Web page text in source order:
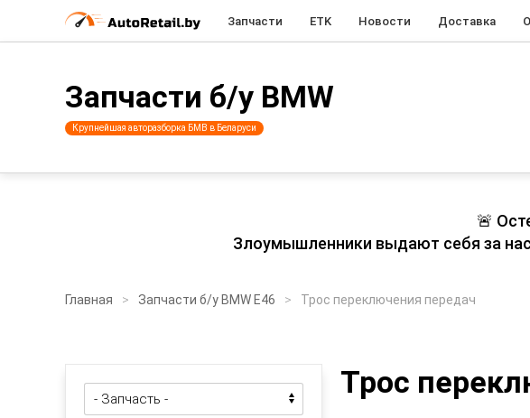
Запчасти ETK Новости Доставка
Запчасти б/у BMW
Крупнейшая авторазборка БМВ в Беларуси
🚨
Злоумышленники выдают себя за
Главная Запчасти б/у BMW E46 Трос переключения передач
Трос